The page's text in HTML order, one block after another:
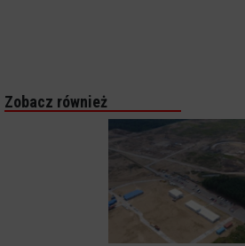
Zobacz również